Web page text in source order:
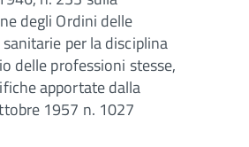
degli Ordini delle
per la disciplina
delle professioni stesse,
apportate dalla
1957 n. 1027